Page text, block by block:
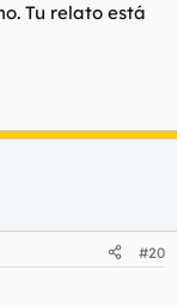
Tu relato está
#20